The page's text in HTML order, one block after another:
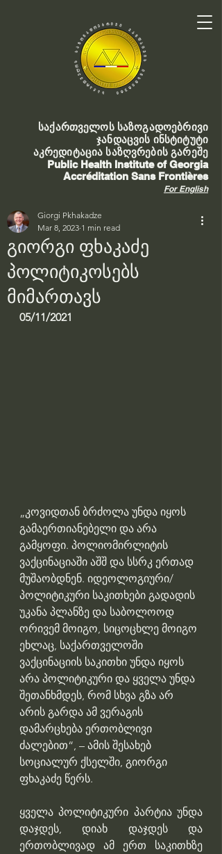
საქართველოს საზოგადოებრივი
ჯანდაცვის ინსტიტუტი
აკრედიტაცია საზღვრების გარეშე
Public Health Institute of Georgia
Accréditation Sans Frontières
For English
გიორგი ფხაკაძე
პოლიტიკოსებს
მიმართავს
Giorgi Pkhakadze
Mar 8, 2023 1 min read
05/11/2021
„კოვიდთან ბრძოლა უნდა იყოს
გამაერთიანებელი და არა
გამყოფი. პოლიომირლიტის
ვაქცინაციაში აშშ და სსრკ ერთად
მუშაობდნენ. იდეოლოგიური/
პოლიტიკური საკითხები გადადის
უკანა პლანზე და საბოლოოდ
ორივემ მოიგო, სიცოცხლე მოიგო
ეხლაც, საქართველოში
ვაქცინაციის საკითხი უნდა იყოს
არა პოლიტიკური და ყველა უნდა
შეთანხმდეს, რომ სხვა გზა არ
არის გარდა ამ ვერაგის
დამარცხება ერთობლივი
ძალებით“, – ამის შესახებ
სოციალურ ქსელში, გიორგი
ფხაკაძე წერს.
ყველა პოლიტიკური პარტია უნდა
დაჯდეს, დიახ დაჯდეს და
ერთობლივად ამ ერთ საკითხზე